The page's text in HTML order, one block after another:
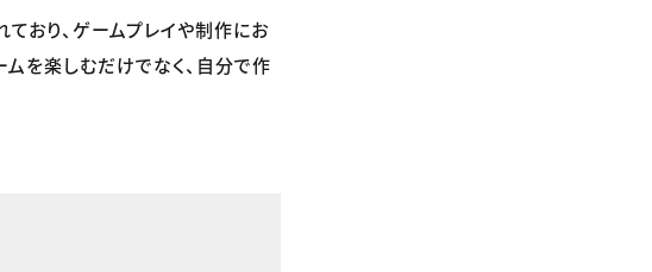
おり、ゲームプレイや制作にお
を楽しむだけでなく、自分で作